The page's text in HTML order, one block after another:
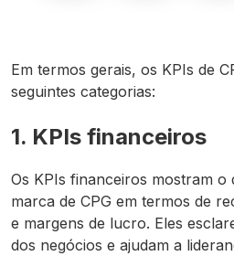
Em termos gerais, os KPIs de
seguintes categorias:
1. KPIs financeiros
Os KPIs financeiros mostram o
marca de CPG em termos de
e margens de lucro. Eles
dos negócios e ajudam a